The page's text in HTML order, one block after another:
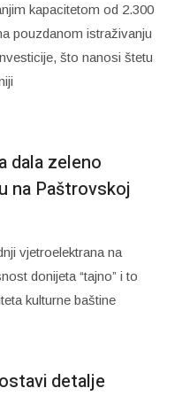
kapacitetom od 2.300
pouzdanom istraživanju
što nanosi štetu
dala zeleno
na Paštrovskoj
vjetroelektrana na
donijeta “tajno” i to
kulturne baštine
detalje